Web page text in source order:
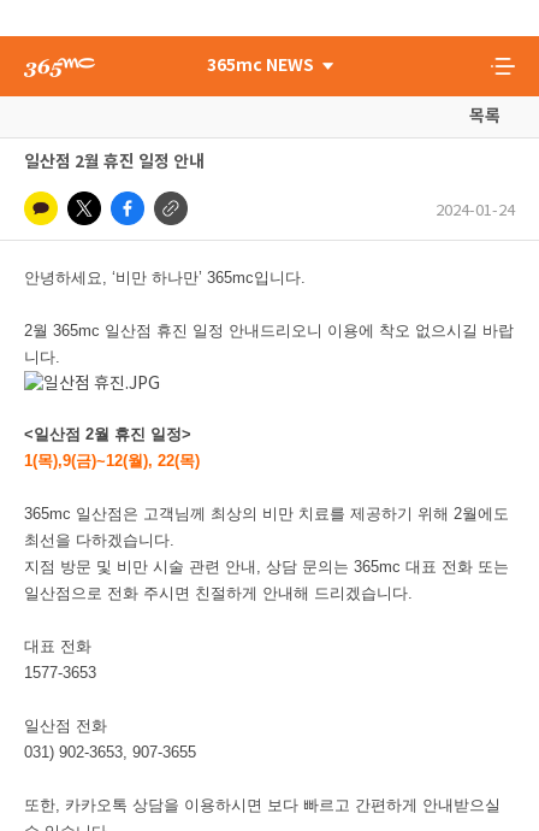
365mc NEWS
목록
일산점 2월 휴진 일정 안내
2024-01-24
안녕하세요, ‘비만 하나만’ 365mc입니다.
2월 365mc 일산점 휴진 일정 안내드리오니 이용에 착오 없으시길 바랍
니다.
<일산점 2월 휴진 일정>
1(목),9(금)~12(월), 22(목)
365mc 일산점은 고객님께 최상의 비만 치료를 제공하기 위해 2월에도
최선을 다하겠습니다.
지점 방문 및 비만 시술 관련 안내, 상담 문의는 365mc 대표 전화 또는
일산점으로 전화 주시면 친절하게 안내해 드리겠습니다.
대표 전화
1577-3653
일산점 전화
031) 902-3653, 907-3655
또한, 카카오톡 상담을 이용하시면 보다 빠르고 간편하게 안내받으실